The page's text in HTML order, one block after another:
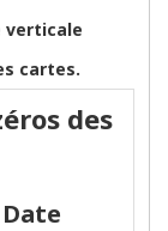
verticale
cartes.
des
Date